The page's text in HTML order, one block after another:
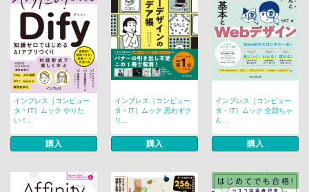
インプレス［コンピュー
タ・IT］ムック やりた
い！...
購入
インプレス［コンピュー
タ・IT］ムック 思わずク
リ...
購入
インプレス［コンピュー
タ・IT］ムック 全部ちゃ
ん...
購入